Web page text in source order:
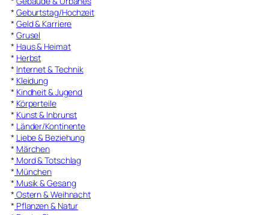
* Geburtstag/Hochzeit
* Geld & Karriere
* Grusel
* Haus & Heimat
* Herbst
* Internet & Technik
* Kleidung
* Kindheit & Jugend
* Körperteile
* Kunst & Inbrunst
* Länder/Kontinente
* Liebe & Beziehung
* Märchen
* Mord & Totschlag
* München
* Musik & Gesang
* Ostern & Weihnacht
* Pflanzen & Natur